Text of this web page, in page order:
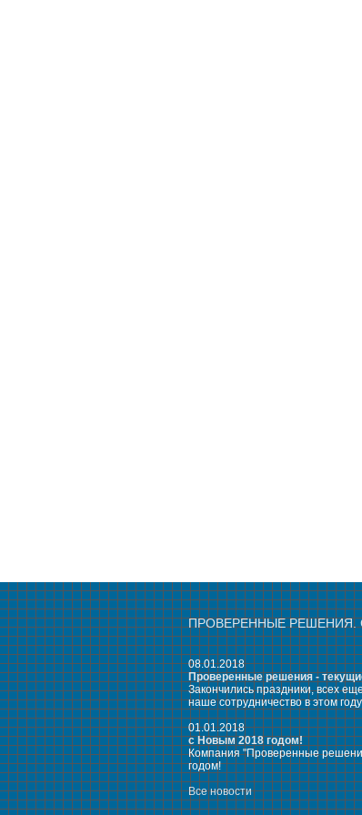
ПРОВЕРЕННЫЕ РЕШЕНИЯ.
08.01.2018
Проверенные решения -
Закончились праздники, всех
наше сотрудничество в этом
01.01.2018
с Новым 2018 годом!
Компания "Проверенные
годом!
Все новости